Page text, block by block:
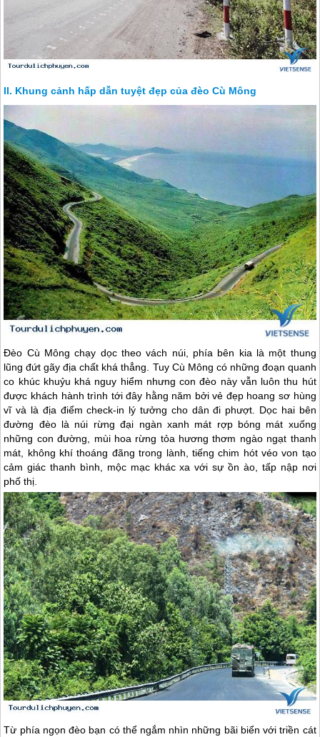
Khung cảnh hấp dẫn tuyệt đẹp của đèo Cù Mông
Đèo Cù Mông chạy dọc theo vách núi, phía bên kia là một thung
lũng đứt gãy địa chất khá thẳng. Tuy Cù Mông có những đoạn quanh
co khúc khuỷu khá nguy hiểm nhưng con đèo này vẫn luôn thu hút
được khách hành trình tới đây hằng năm bởi vẻ đẹp hoang sơ hùng
vĩ và là địa điểm check-in lý tưởng cho dân đi phượt. Dọc hai bên
đường đèo là núi rừng đại ngàn xanh mát rợp bóng mát xuống
những con đường, mùi hoa rừng tỏa hương thơm ngào ngạt thanh
mát, không khí thoáng đãng trong lành, tiếng chim hót véo von tạo
cảm giác thanh bình, mộc mạc khác xa với sự ồn ào, tấp nập nơi
phố thị.
Từ phía ngọn đèo bạn có thể ngắm nhìn những bãi biển với triền cát